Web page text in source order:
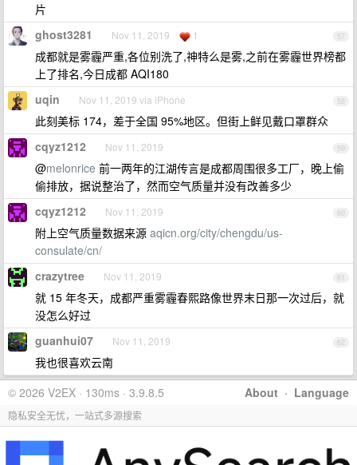
片
57
ghost3281 Nov 11, 2019 1
成都就是雾霾严重,各位别洗了,神特么是雾,之前在雾霾世界榜都
上了排名,今日成都 AQI180
58
uqin Nov 11, 2019 via iPhone
此刻美标 174，差于全国 95%地区。但街上鲜见戴口罩群众
59
cqyz1212 Nov 11, 2019
@melonrice 前一两年的江湖传言是成都周围很多工厂，晚上偷
偷排放，据说整治了，然而空气质量并没有改善多少
60
cqyz1212 Nov 11, 2019
附上空气质量数据来源 aqicn.org/city/chengdu/us-
consulate/cn/
61
crazytree Nov 11, 2019
就 15 年冬天，成都严重雾霾春熙路像世界末日那一次过后，就
没怎么好过
62
guanhui07 Nov 11, 2019
我也很喜欢云南
About · Language
© 2026 V2EX · 130ms · 3.9.8.5
隐私安全无忧，一站式多源搜索